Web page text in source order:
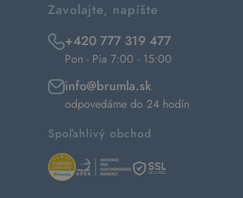
Zavolajte, napíšte
+420 777 319 477
Pon - Pia 7:00 - 15:00
info@brumla.sk
odpovedáme do 24 hodín
Spoľahlivý obchod